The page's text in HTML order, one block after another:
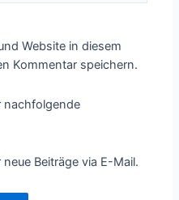
Website in diesem
Kommentar speichern.
nachfolgende
Beiträge via E-Mail.